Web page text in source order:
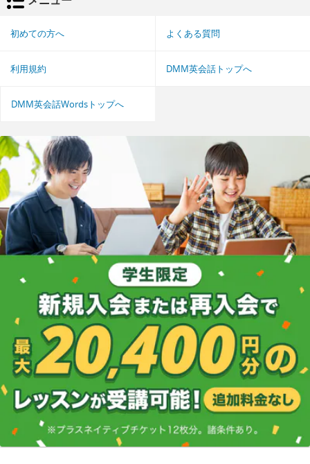
初めての方へ よくある質問
利用規約 DMM英会話トップへ
DMM英会話Wordsトップへ